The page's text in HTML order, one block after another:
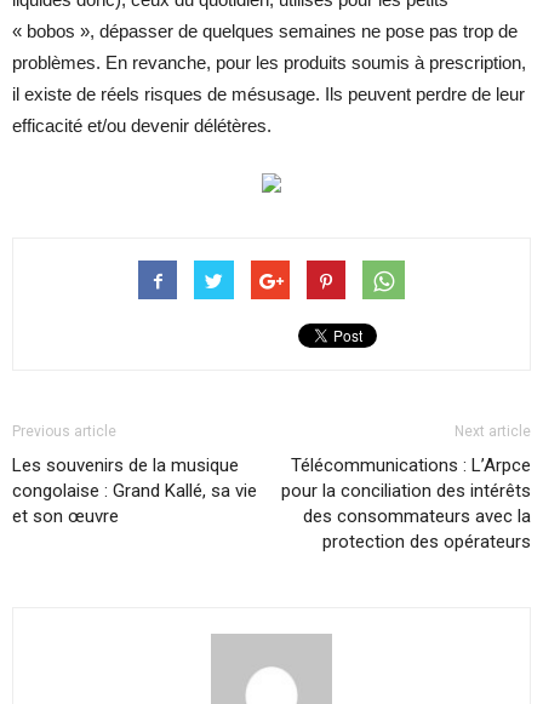
« bobos », dépasser de quelques semaines ne pose pas trop de
problèmes. En revanche, pour les produits soumis à prescription,
il existe de réels risques de mésusage. Ils peuvent perdre de leur
efficacité et/ou devenir délétères.
Previous article
Les souvenirs de la musique
congolaise : Grand Kallé, sa vie
et son œuvre
Next article
Télécommunications : L’Arpce
pour la conciliation des intérêts
des consommateurs avec la
protection des opérateurs